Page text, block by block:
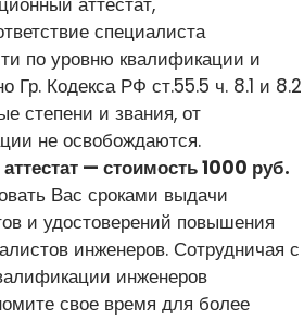
специалиста
по уровню квалификации и
Гр. Кодекса РФ ст.55.5 ч. 8.1 и 8.2
степени и звания, от
не освобождаются.
— стоимость 1000 руб.
Вас сроками выдачи
и удостоверений повышения
инженеров. Сотрудничая с
инженеров
свое время для более